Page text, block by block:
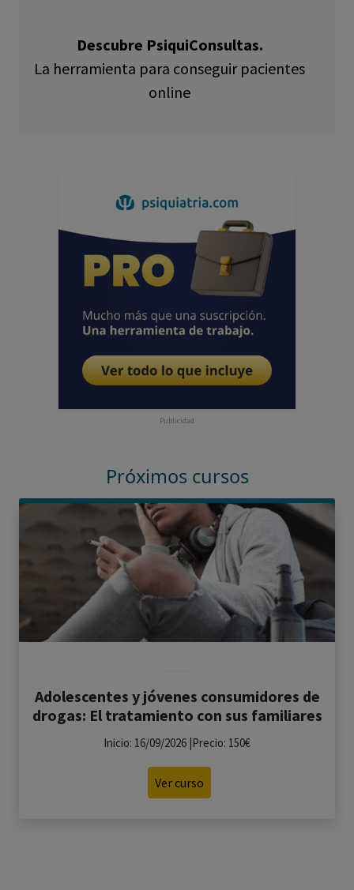
Descubre PsiquiConsultas.
La herramienta para conseguir pacientes
online
Publicidad
Próximos cursos
Adolescentes y jóvenes consumidores de
drogas: El tratamiento con sus familiares
Inicio: 16/09/2026 |Precio: 150€
Ver curso